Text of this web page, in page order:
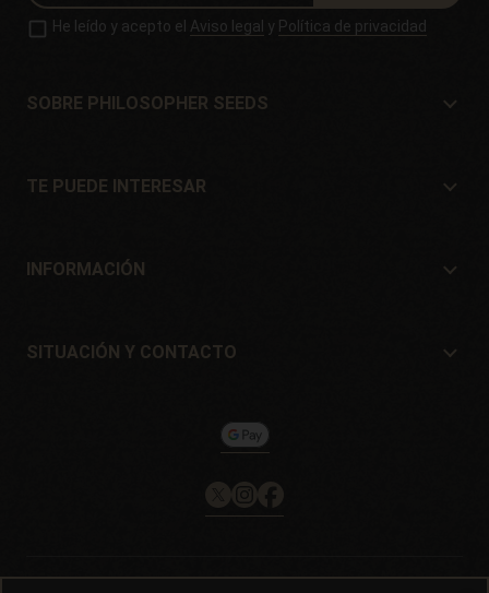
He leído y acepto el Aviso legal y Política de privacidad
SOBRE PHILOSOPHER SEEDS
Situación y Contacto
TE PUEDE INTERESAR
Ofertas
INFORMACIÓN
Garantías y devoluciones
SITUACIÓN Y CONTACTO
Pol. Industrial Pont del Príncep
Email: info@philosopherseeds.com